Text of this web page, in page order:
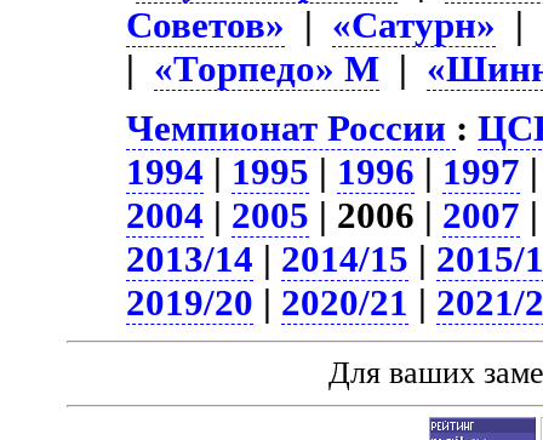
Советов» | «Сатурн» |
| «Торпедо» М |
Чемпионат России :
1994 | 1995 | 1996 | 1997
2004 | 2005 | 2006 | 2007
2013/14 | 2014/15 | 2015/
2019/20 | 2020/21 | 2021/
Для ваших